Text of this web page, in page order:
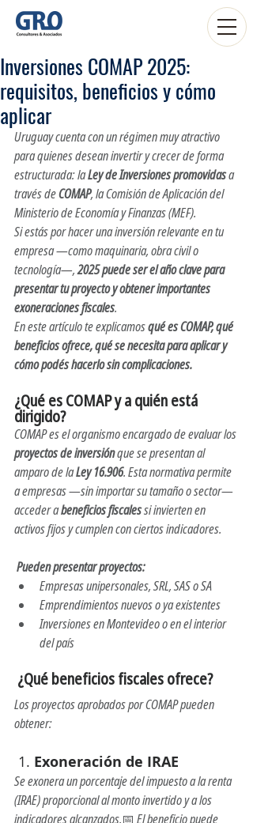
Inversiones COMAP 2025:
requisitos, beneficios y cómo
aplicar
Uruguay cuenta con un régimen muy atractivo
para quienes desean invertir y crecer de forma
estructurada: la Ley de Inversiones promovidas a
través de COMAP, la Comisión de Aplicación del
Ministerio de Economía y Finanzas (MEF).
Si estás por hacer una inversión relevante en tu
empresa —como maquinaria, obra civil o
tecnología—, 2025 puede ser el año clave para
presentar tu proyecto y obtener importantes
exoneraciones fiscales.
En este artículo te explicamos qué es COMAP, qué
beneficios ofrece, qué se necesita para aplicar y
cómo podés hacerlo sin complicaciones.
¿Qué es COMAP y a quién está
dirigido?
COMAP es el organismo encargado de evaluar los
proyectos de inversión que se presentan al
amparo de la Ley 16.906. Esta normativa permite
a empresas —sin importar su tamaño o sector—
acceder a beneficios fiscales si invierten en
activos fijos y cumplen con ciertos indicadores.
Pueden presentar proyectos:
Empresas unipersonales, SRL, SAS o SA
Emprendimientos nuevos o ya existentes
Inversiones en Montevideo o en el interior
del país
¿Qué beneficios fiscales ofrece?
Los proyectos aprobados por COMAP pueden
obtener:
1. Exoneración de IRAE
Se exonera un porcentaje del impuesto a la renta
(IRAE) proporcional al monto invertido y a los
indicadores alcanzados.📅 El beneficio puede